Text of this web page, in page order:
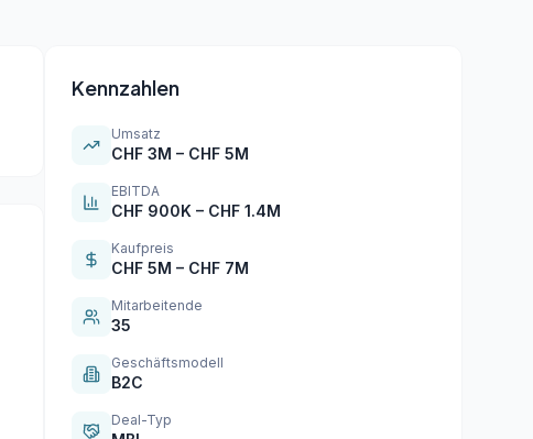
Kennzahlen
Umsatz
CHF 3M – CHF 5M
EBITDA
CHF 900K – CHF 1.4M
Kaufpreis
CHF 5M – CHF 7M
Mitarbeitende
35
Geschäftsmodell
B2C
Deal-Typ